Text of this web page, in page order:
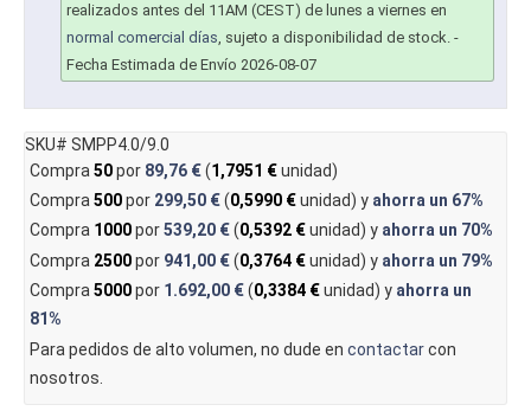
realizados antes del 11AM (CEST) de lunes a viernes en
normal comercial días, sujeto a disponibilidad de stock. -
Fecha Estimada de Envío 2026-08-07
SKU# SMPP4.0/9.0
Compra 50por 89,76 €(1,7951 €unidad)
Compra 500por 299,50 €(0,5990 €unidad) y ahorra un 67%
Compra 1000por539,20 €(0,5392 €unidad) y ahorra un 70%
Compra 2500por 941,00 €(0,3764 €unidad) y ahorra un 79%
Compra5000por 1.692,00 €(0,3384 €unidad) y ahorra un
81%
Para pedidos de alto volumen, no dude en contactarcon
nosotros.